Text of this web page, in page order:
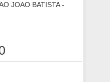
JOAO BATISTA -